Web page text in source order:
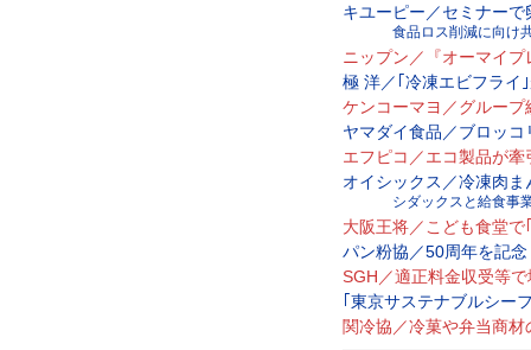
キユーピー／セミナー
食品ロス削減に向け
ニップン／『オーマイ
極 洋／｢冷凍エビフライ
ケンコーマヨ／グルー
ヤマダイ食品／ブロッ
エフピコ／エコ製品が
オイシックス／冷凍肉
シダックスと給食事
大阪王将／こども食堂
パン粉協／50周年を記
SGH／適正料金収受等
｢東京サステナブルシー
関冷協／冷菓や弁当商